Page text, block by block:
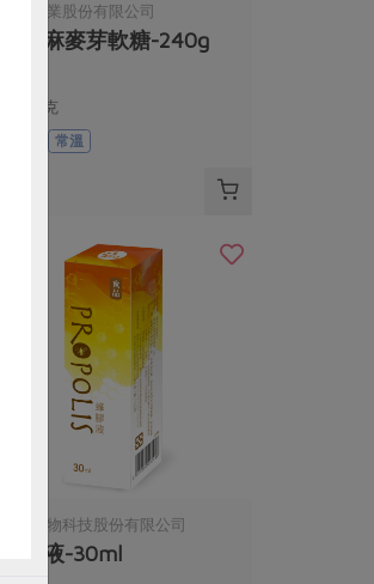
主惠實業股份有限公司
黑芝麻麥芽軟糖-240g
240公克
常溫
綠藤生物科技股份有限公司
蜂膠液-30ml